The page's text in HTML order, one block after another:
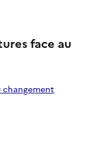
face au
changement